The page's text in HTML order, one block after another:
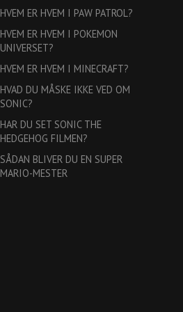
HVEM ER HVEM I PAW PATROL?
HVEM ER HVEM I POKEMON
UNIVERSET?
HVEM ER HVEM I MINECRAFT?
HVAD DU MÅSKE IKKE VED OM
SONIC?
HAR DU SET SONIC THE
HEDGEHOG FILMEN?
SÅDAN BLIVER DU EN SUPER
MARIO-MESTER